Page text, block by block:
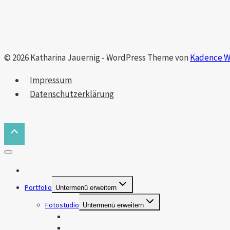
© 2026 Katharina Jauernig - WordPress Theme vonKadence
Impressum
Datenschutzerklärung
Portfolio Untermenü erweitern
Fotostudio Untermenü erweitern